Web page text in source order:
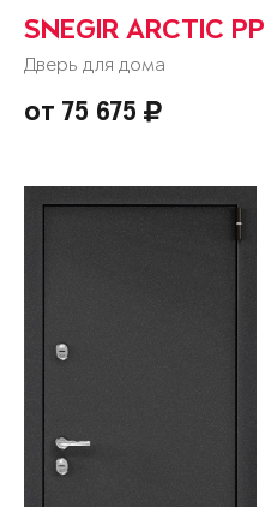
SNEGIR ARCTIC PP
Дверь для дома
от 75 675